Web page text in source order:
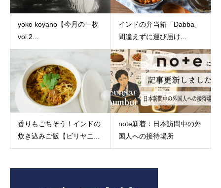
yoko koyano【今月の一枚
vol.2...
インドの弁当箱「Dabba」
間違えずに運び届け...
香りもごちそう！インドの
炊き込みご飯【ビリヤニ...
note新着：日本訪問中の外
国人への接待場所